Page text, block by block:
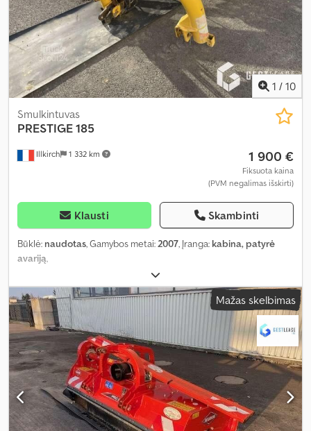
1 / 10
Illkirch 1 332 km
Smulkintuvas
PRESTIGE 185
1 900 €
Fiksuota kaina
(PVM negalimas išskirti)
Klausti Skambinti
Būklė: naudotas, Gamybos metai:2007, Įranga: kabina, patyrė
avariją,
Mažas skelbimas